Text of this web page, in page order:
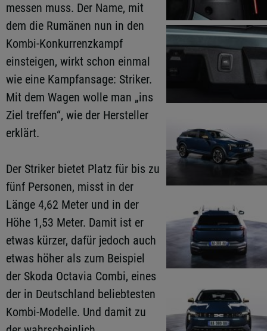
messen muss. Der Name, mit
dem die Rumänen nun in den
Kombi-Konkurrenzkampf
einsteigen, wirkt schon einmal
wie eine Kampfansage: Striker.
Mit dem Wagen wolle man „ins
Ziel treffen“, wie der Hersteller
erklärt.
Der Striker bietet Platz für bis zu
fünf Personen, misst in der
Länge 4,62 Meter und in der
Höhe 1,53 Meter. Damit ist er
etwas kürzer, dafür jedoch auch
etwas höher als zum Beispiel
der Skoda Octavia Combi, eines
der in Deutschland beliebtesten
Kombi-Modelle. Und damit zu